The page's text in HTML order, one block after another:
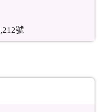
號